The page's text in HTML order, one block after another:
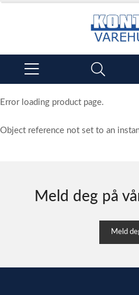
Error loading product page.
Object reference not set to an
Meld deg på
Meld